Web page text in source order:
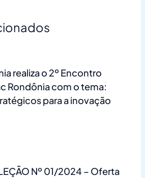
realiza o 2º Encontro
Rondônia com o tema:
para a inovação
Nº 01/2024 – Oferta